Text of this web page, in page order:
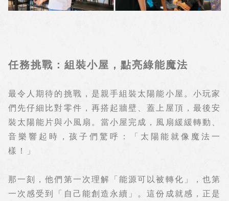
任務挑戰：組裝小屋，點亮綠能魔法
最令人期待的挑戰，是親手組裝太陽能小屋。小玩家
們先仔細比對零件，再搭起牆壁、蓋上屋頂，最後安
裝太陽能片與小風扇。當小屋完成，風扇緩緩轉動、
音樂響起時，孩子們驚呼：「太陽能就像魔法一
樣！」
那一刻，他們第一次理解「能源可以被轉化」，也第
一次感受到「自己能創造永續」。這份成就感，正是